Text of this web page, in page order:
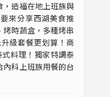
，造福在地上班族與
來分享西湖美食推
時蔬盒，多種烤串
級套餐更划算！商
料理！獨家特調泰
科上班族用餐的台